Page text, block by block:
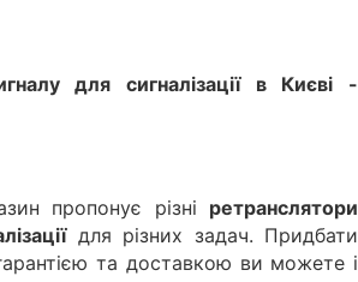
для сигналізаціїв Києві -
пропонує різні ретранслятори
для різних задач. Придбати
та доставкою ви можете і